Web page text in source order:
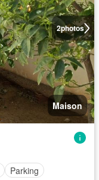
2photos
Maison
Parking